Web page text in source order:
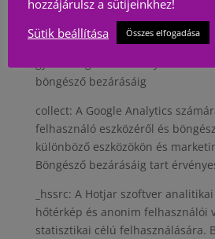
kacsolatban. 2 év
_gat: A Google Analytics használja
böngésző bezárásáig
collect: A Google Analytics
felhasználó eszközéről és
különböző eszközökön és
Böngésző bezárásáig tart
_hssrc: A Hotjar szoftver
hőtérkép és anonim felhasználói
statisztikai célú felhasználására.
hozzájárulsz a sütijeinkhez!
Sütik beállítása
Összes elfogadása